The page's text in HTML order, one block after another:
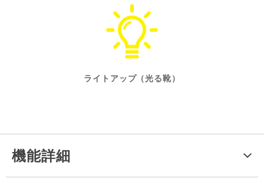
ライトアップ（光る靴）
機能詳細